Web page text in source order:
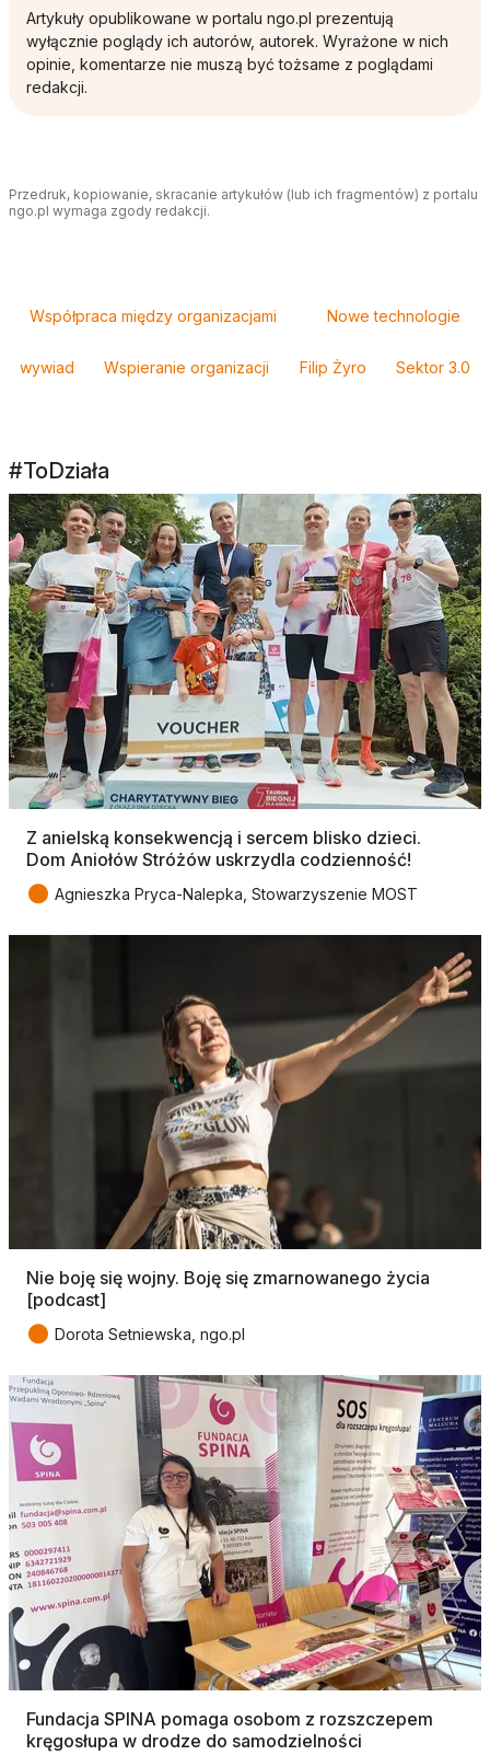
Artykuły opublikowane w portalu ngo.pl prezentują
wyłącznie poglądy ich autorów, autorek. Wyrażone w nich
opinie, komentarze nie muszą być tożsame z poglądami
redakcji.
Przedruk, kopiowanie, skracanie artykułów (lub ich fragmentów) z portalu
ngo.pl wymaga zgody redakcji.
Współpraca między organizacjami Nowe technologie
wywiad Wspieranie organizacji Filip Żyro Sektor 3.0
#ToDziała
Z anielską konsekwencją i sercem blisko dzieci.
Dom Aniołów Stróżów uskrzydla codzienność!
● Agnieszka Pryca-Nalepka, Stowarzyszenie MOST
Nie boję się wojny. Boję się zmarnowanego życia
[podcast]
● Dorota Setniewska, ngo.pl
Fundacja SPINA pomaga osobom z rozszczepem
kręgosłupa w drodze do samodzielności